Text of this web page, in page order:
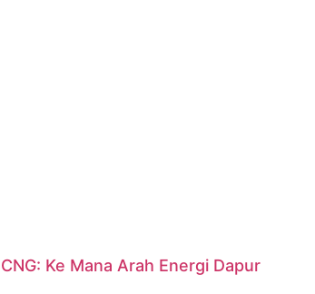
Ke Mana Arah Energi Dapur